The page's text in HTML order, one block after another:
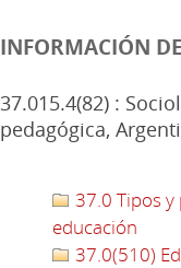
INFORMACIÓN
37.015.4(82) :
pedagógica,
37.0 Tipos
educación
37.0(510)